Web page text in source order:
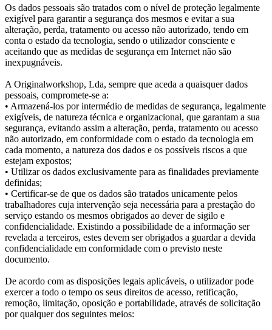
Os dados pessoais são tratados com o nível de proteção legalmente
exigível para garantir a segurança dos mesmos e evitar a sua
alteração, perda, tratamento ou acesso não autorizado, tendo em
conta o estado da tecnologia, sendo o utilizador consciente e
aceitando que as medidas de segurança em Internet não são
inexpugnáveis.
A Originalworkshop, Lda, sempre que aceda a quaisquer dados
pessoais, compromete-se a:
• Armazená-los por intermédio de medidas de segurança, legalmente
exigíveis, de natureza técnica e organizacional, que garantam a sua
segurança, evitando assim a alteração, perda, tratamento ou acesso
não autorizado, em conformidade com o estado da tecnologia em
cada momento, a natureza dos dados e os possíveis riscos a que
estejam expostos;
• Utilizar os dados exclusivamente para as finalidades previamente
definidas;
• Certificar-se de que os dados são tratados unicamente pelos
trabalhadores cuja intervenção seja necessária para a prestação do
serviço estando os mesmos obrigados ao dever de sigilo e
confidencialidade. Existindo a possibilidade de a informação ser
revelada a terceiros, estes devem ser obrigados a guardar a devida
confidencialidade em conformidade com o previsto neste
documento.
De acordo com as disposições legais aplicáveis, o utilizador pode
exercer a todo o tempo os seus direitos de acesso, retificação,
remoção, limitação, oposição e portabilidade, através de solicitação
por qualquer dos seguintes meios: